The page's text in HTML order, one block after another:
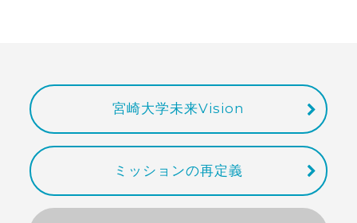
宮崎大学未来Vision
ミッションの再定義